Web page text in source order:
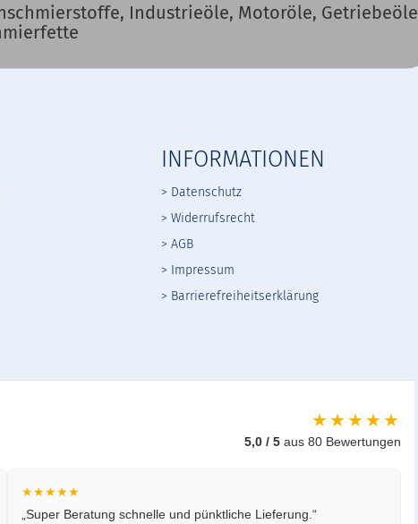
Industrieöle, Motoröle, Getriebeöle
INFORMATIONEN
> Datenschutz
> Widerrufsrecht
> AGB
> Impressum
> Barrierefreiheitserklärung
★★★★★
5,0 / 5 aus 80 Bewertungen
★★★★★
„Super Beratung schnelle und pünktliche Lieferung.“